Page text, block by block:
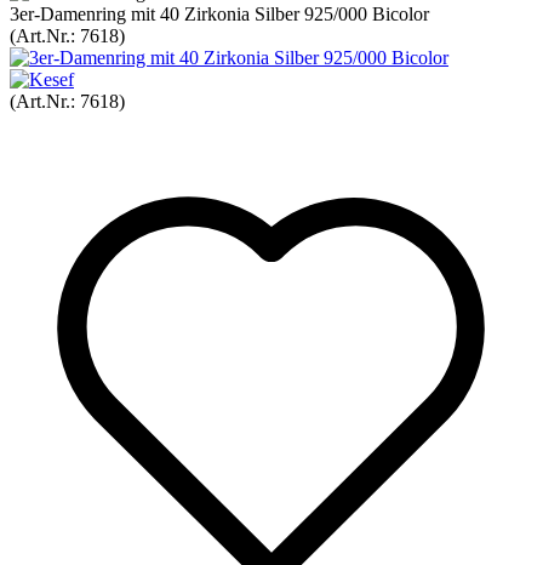
3er-Damenring mit 40 Zirkonia Silber 925/000 Bicolor
(Art.Nr.: 7618)
(Art.Nr.: 7618)